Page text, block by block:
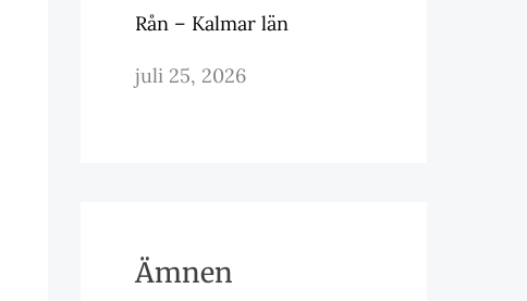
Rån – Kalmar län
juli 25, 2026
Ämnen